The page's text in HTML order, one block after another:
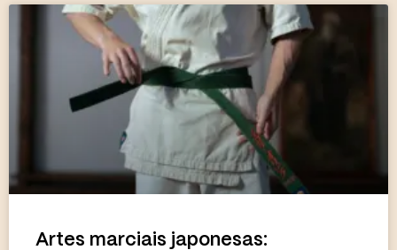
Artes marciais japonesas: